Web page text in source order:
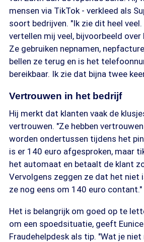
mensen via TikTok - verkleed als
soort bedrijven. "Ik zie dit heel
vertellen mij veel, bijvoorbeeld
Ze gebruiken nepnamen,
bellen ze terug en is het
bereikbaar. Ik zie dat bijna twee
Vertrouwen in het bedrijf
Hij merkt dat klanten vaak de
vertrouwen. "Ze hebben
worden ondertussen tijdens het
is er 140 euro afgesproken, maar
het automaat en betaalt de klant
Vervolgens zeggen ze dat het niet
ze nog eens om 140 euro contant."
Het is belangrijk om goed op te
om een spoedsituatie, geeft
Fraudehelpdesk als tip. "Wat je